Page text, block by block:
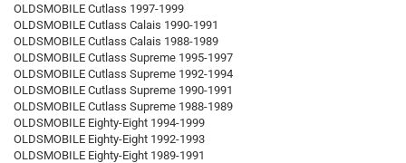
OLDSMOBILE Cutlass 1997-1999
OLDSMOBILE Cutlass Calais 1990-1991
OLDSMOBILE Cutlass Calais 1988-1989
OLDSMOBILE Cutlass Supreme 1995-1997
OLDSMOBILE Cutlass Supreme 1992-1994
OLDSMOBILE Cutlass Supreme 1990-1991
OLDSMOBILE Cutlass Supreme 1988-1989
OLDSMOBILE Eighty-Eight 1994-1999
OLDSMOBILE Eighty-Eight 1992-1993
OLDSMOBILE Eighty-Eight 1989-1991